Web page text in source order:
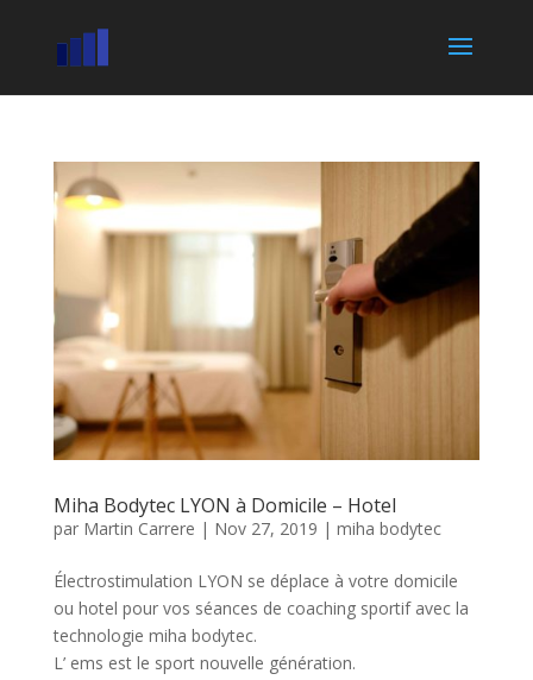
Miha Bodytec LYON à Domicile – Hotel
par Martin Carrere | Nov 27, 2019 | miha bodytec
Électrostimulation LYON se déplace à votre domicile
ou hotel pour vos séances de coaching sportif avec la
technologie miha bodytec.
L’ ems est le sport nouvelle génération.